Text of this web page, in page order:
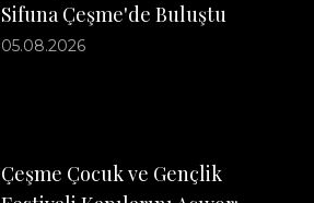
Sifuna Çeşme'de Buluştu
05.08.2026
Çeşme Çocuk ve Gençlik